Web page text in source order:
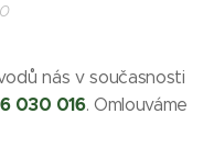
nás v současnosti
030 016. Omlouváme